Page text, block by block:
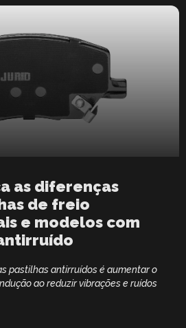
as diferenças
de freio
e modelos com
pastilhas antirruídos é aumentar o
ao reduzir vibrações e ruídos